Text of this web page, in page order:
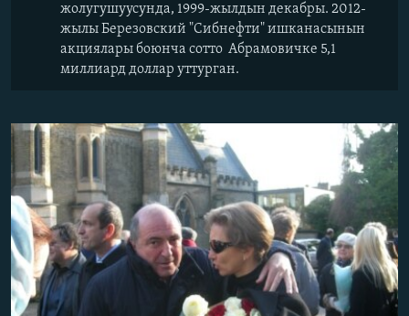
жолугушуусунда, 1999-жылдын декабры. 2012-
жылы Березовский "Сибнефти" ишканасынын
акциялары боюнча сотто Абрамовичке 5,1
миллиард доллар уттурган.